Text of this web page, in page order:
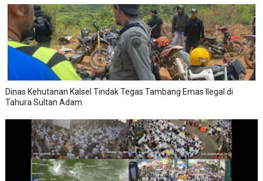
Dinas Kehutanan Kalsel Tindak Tegas Tambang Emas Ilegal di
Tahura Sultan Adam